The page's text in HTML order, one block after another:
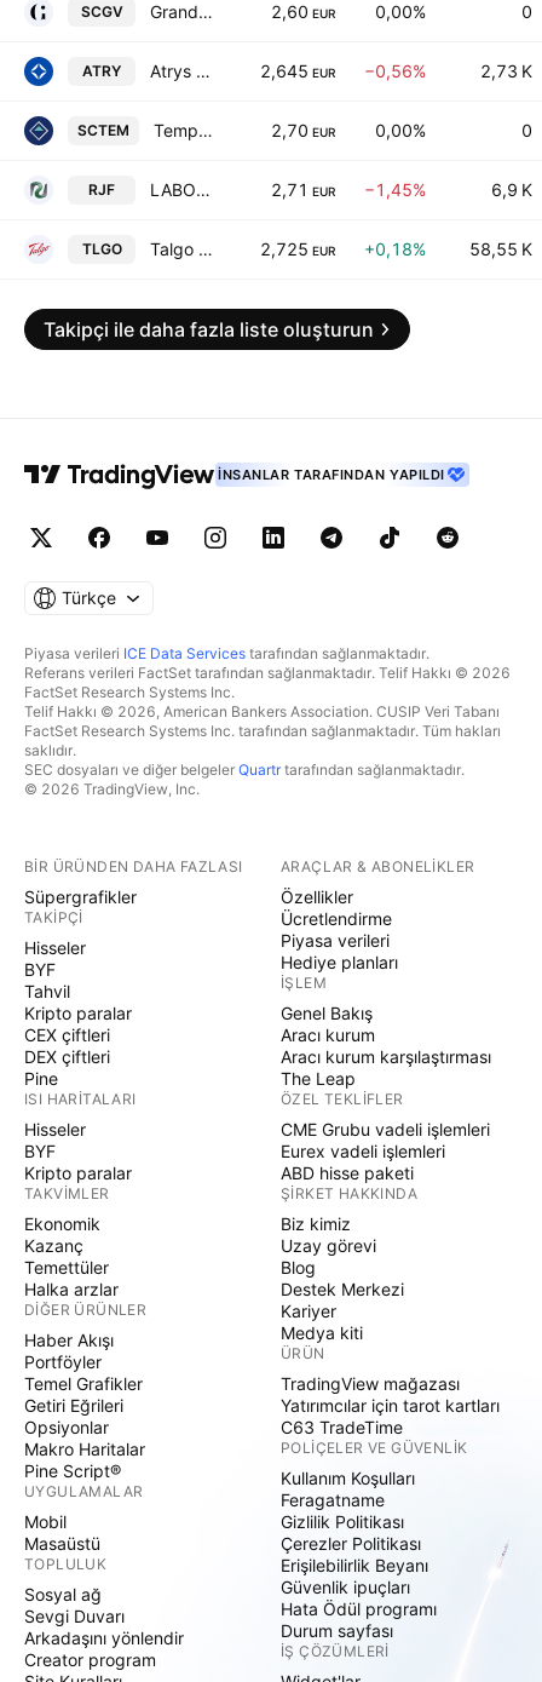
SCGV Grandvoyage Travel SA 2,60 EUR 0,00% 0
ATRY Atrys Health SA 2,645 EUR −0,56% 2,73 K
SCTEM Tempore Properties SOCIMI SA 2,70 EUR 0,00% 0
RJF LABORATORIO REIG JOFRE, S.A. 2,71 EUR −1,45% 6,9 K
TLGO Talgo SA 2,725 EUR +0,18% 58,55 K
Takipçi ile daha fazla liste oluşturun
İNSANLAR TARAFINDAN YAPILDI
Türkçe
Piyasa verileri ICE Data Services tarafından sağlanmaktadır.
Referans verileri FactSet tarafından sağlanmaktadır. Telif Hakkı © 2026
FactSet Research Systems Inc.
Telif Hakkı © 2026, American Bankers Association. CUSIP Veri Tabanı
FactSet Research Systems Inc. tarafından sağlanmaktadır. Tüm hakları
saklıdır.
SEC dosyaları ve diğer belgeler Quartrtarafından sağlanmaktadır.
© 2026 TradingView, Inc.
BIR ÜRÜNDEN DAHA FAZLASI
Süpergrafikler
TAKIPÇI
Hisseler
BYF
Tahvil
Kripto paralar
CEX çiftleri
DEX çiftleri
Pine
ISI HARITALARI
Hisseler
BYF
Kripto paralar
TAKVIMLER
Ekonomik
Kazanç
Temettüler
Halka arzlar
DIĞER ÜRÜNLER
Haber Akışı
Portföyler
Temel Grafikler
Getiri Eğrileri
Opsiyonlar
Makro Haritalar
Pine Script®
UYGULAMALAR
Mobil
Masaüstü
TOPLULUK
Sosyal ağ
Sevgi Duvarı
Arkadaşını yönlendir
Creator program
ARAÇLAR & ABONELIKLER
Özellikler
Ücretlendirme
Piyasa verileri
Hediye planları
İŞLEM
Genel Bakış
Aracı kurum
Aracı kurum karşılaştırması
The Leap
ÖZEL TEKLIFLER
CME Grubu vadeli işlemleri
Eurex vadeli işlemleri
ABD hisse paketi
ŞIRKET HAKKINDA
Biz kimiz
Uzay görevi
Blog
Destek Merkezi
Kariyer
Medya kiti
ÜRÜN
TradingView mağazası
Yatırımcılar için tarot kartları
C63 TradeTime
POLIÇELER VE GÜVENLIK
Kullanım Koşulları
Feragatname
Gizlilik Politikası
Çerezler Politikası
Erişilebilirlik Beyanı
Güvenlik ipuçları
Hata Ödül programı
Durum sayfası
İŞ ÇÖZÜMLERI